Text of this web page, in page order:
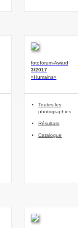
fotoforum-Award
3/2017
»Humains«
Toutes les
photographies
Résultats
Catalogue